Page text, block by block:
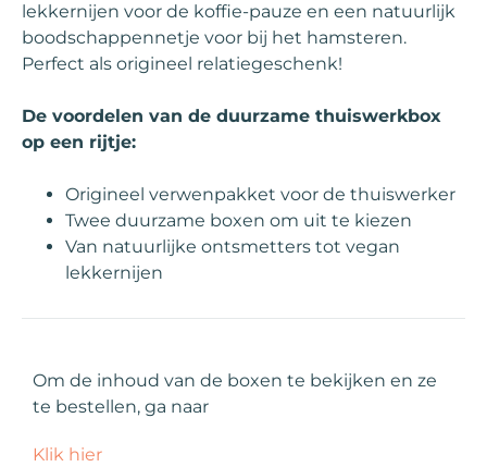
lekkernijen voor de koffie-pauze en een natuurlijk
boodschappennetje voor bij het hamsteren.
Perfect als origineel relatiegeschenk!
De voordelen van de duurzame thuiswerkbox
op een rijtje:
Origineel verwenpakket voor de thuiswerker
Twee duurzame boxen om uit te kiezen
Van natuurlijke ontsmetters tot vegan
lekkernijen
Om de inhoud van de boxen te bekijken en ze
te bestellen, ga naar
Klik hier